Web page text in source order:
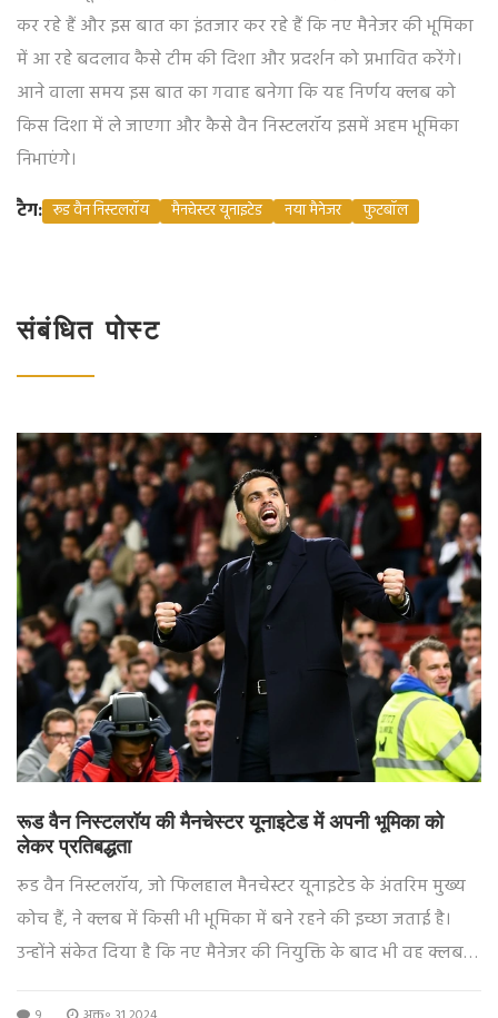
कर रहे हैं और इस बात का इंतजार कर रहे हैं कि नए मैनेजर की भूमिका
में आ रहे बदलाव कैसे टीम की दिशा और प्रदर्शन को प्रभावित करेंगे।
आने वाला समय इस बात का गवाह बनेगा कि यह निर्णय क्लब को
किस दिशा में ले जाएगा और कैसे वैन निस्टलरॉय इसमें अहम भूमिका
निभाएंगे।
टैग: रूड वैन निस्टलरॉय मैनचेस्टर यूनाइटेड नया मैनेजर फुटबॉल
संबंधित पोस्ट
रूड वैन निस्टलरॉय की मैनचेस्टर यूनाइटेड में अपनी भूमिका को
लेकर प्रतिबद्धता
रूड वैन निस्टलरॉय, जो फिलहाल मैनचेस्टर यूनाइटेड के अंतरिम मुख्य
कोच हैं, ने क्लब में किसी भी भूमिका में बने रहने की इच्छा जताई है।
उन्होंने संकेत दिया है कि नए मैनेजर की नियुक्ति के बाद भी वह क्लब